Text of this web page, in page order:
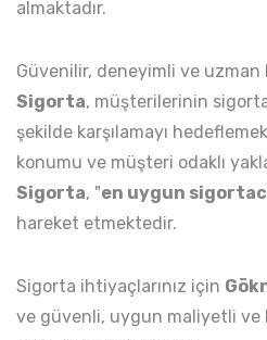
almaktadır.
Güvenilir, deneyimli ve uzman
Sigorta, müşterilerinin
şekilde karşılamayı
konumu ve müşteri odaklı
Sigorta, "en uygun
hareket etmektedir.
Sigorta ihtiyaçlarınız için
ve güvenli, uygun maliyetli ve